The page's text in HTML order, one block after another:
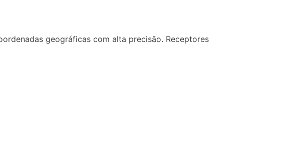
geográficas com alta precisão. Receptores